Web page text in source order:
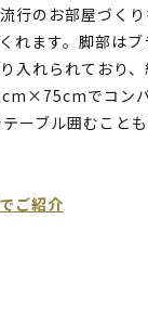
行のお部屋づく
れます。脚部は
入れられており
でコン
ーブル囲むこと
ご紹介